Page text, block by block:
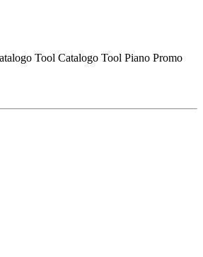
Tool Catalogo Tool Piano Promo